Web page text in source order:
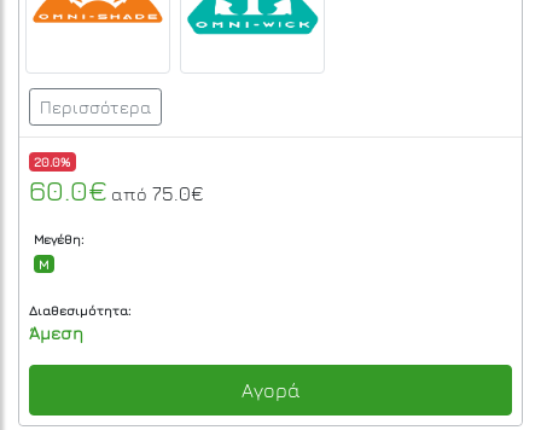
Περισσότερα
20.0%
60.0€ από 75.0€
Μεγέθη:
M
Διαθεσιμότητα:
Άμεση
Αγορά